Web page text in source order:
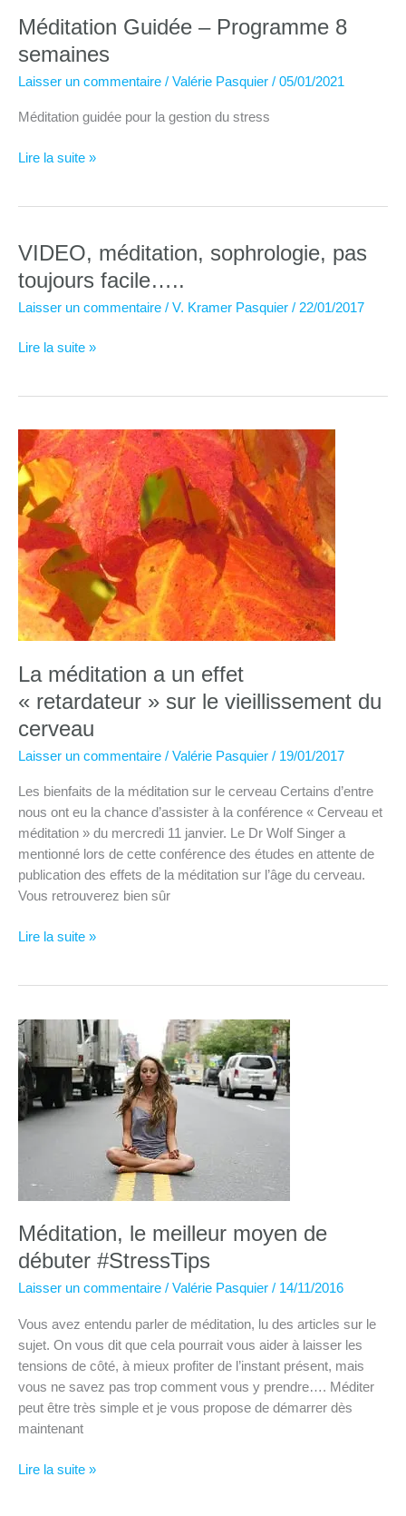
Méditation Guidée – Programme 8
semaines
Laisser un commentaire / Valérie Pasquier / 05/01/2021
Méditation guidée pour la gestion du stress
Méditation
semaines
Lire la suite »
VIDEO, méditation, sophrologie, pas
toujours facile…..
Laisser un commentaire / V. Kramer Pasquier / 22/01/2017
VIDEO,
toujours
facile…..
Lire la suite »
La méditation a un effet
« retardateur » sur le vieillissement du
cerveau
Laisser un commentaire / Valérie Pasquier / 19/01/2017
Les bienfaits de la méditation sur le cerveau Certains d’entre
nous ont eu la chance d’assister à la conférence « Cerveau et
méditation » du mercredi 11 janvier. Le Dr Wolf Singer a
mentionné lors de cette conférence des études en attente de
publication des effets de la méditation sur l’âge du cerveau.
Vous retrouverez bien sûr
La
effet
« retardateur »
sur
le
vieillissement
du
Lire la suite »
Méditation, le meilleur moyen de
débuter #StressTips
Laisser un commentaire / Valérie Pasquier / 14/11/2016
Vous avez entendu parler de méditation, lu des articles sur le
sujet. On vous dit que cela pourrait vous aider à laisser les
tensions de côté, à mieux profiter de l’instant présent, mais
vous ne savez pas trop comment vous y prendre…. Méditer
peut être très simple et je vous propose de démarrer dès
maintenant
Méditation,
Lire la suite »